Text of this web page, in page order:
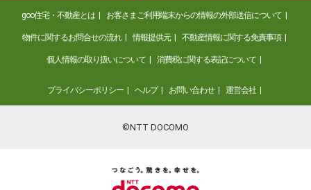
goo住宅・不動産とは お客さまご利用端末からの情報の外部送信について
物件に関するお問合せの流れ 情報提供元 不動産情報に関する免責事項
個人情報の取り扱いについて 消費税に関する表記について
プライバシーポリシー ヘルプ お問い合わせ 運営会社
©NTT DOCOMO